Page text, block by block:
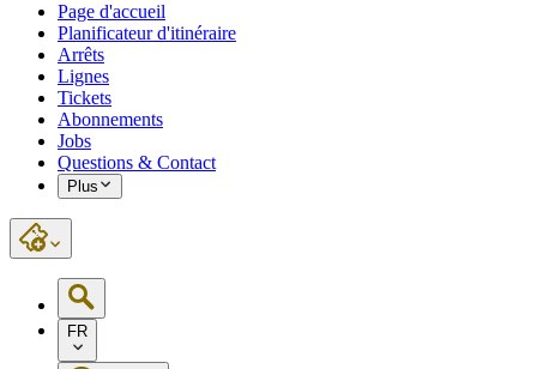
Page d'accueil
Planificateur d'itinéraire
Arrêts
Lignes
Tickets
Abonnements
Jobs
Questions & Contact
Plus
FR